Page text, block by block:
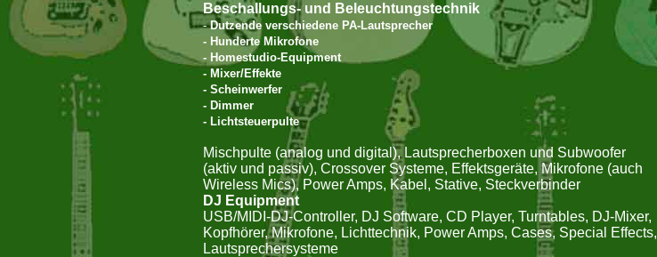
Beschallungs- und Beleuchtungstechnik
-Dutzende verschiedene PA-Lautsprecher
- Hunderte Mikrofone
- Homestudio-Equipment
- Mixer/Effekte
- Scheinwerfer
- Dimmer
- Lichtsteuerpulte
Mischpulte (analog und digital), Lautsprecherboxen und Subwoofer
(aktiv und passiv), Crossover Systeme, Effektsgeräte, Mikrofone (auch
Wireless Mics), Power Amps, Kabel, Stative, Steckverbinder
DJ Equipment
USB/MIDI-DJ-Controller, DJ Software, CD Player, Turntables, DJ-Mixer,
Kopfhörer, Mikrofone, Lichttechnik, Power Amps, Cases, Special Effects,
Lautsprechersysteme